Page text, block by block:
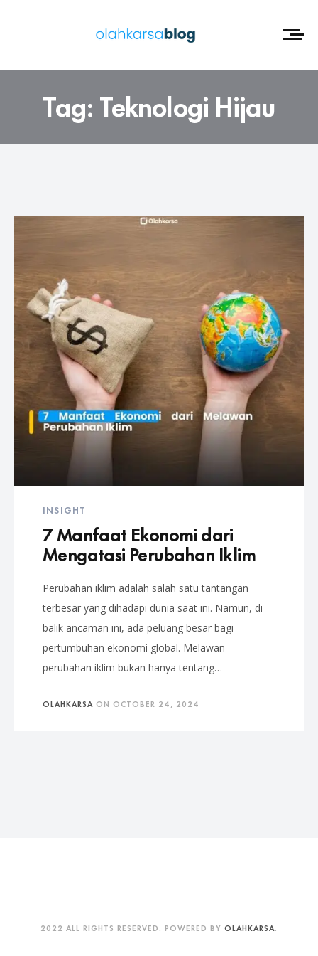
Tag:Teknologi Hijau
INSIGHT
7 Manfaat Ekonomi dari
Mengatasi Perubahan Iklim
Perubahan iklim adalah salah satu tantangan
terbesar yang dihadapi dunia saat ini. Namun, di
balik ancaman ini, ada peluang besar bagi
pertumbuhan ekonomi global. Melawan
perubahan iklim bukan hanya tentang…
OLAHKARSA ON OCTOBER 24, 2024
2022 ALL RIGHTS RESERVED. POWERED BY OLAHKARSA